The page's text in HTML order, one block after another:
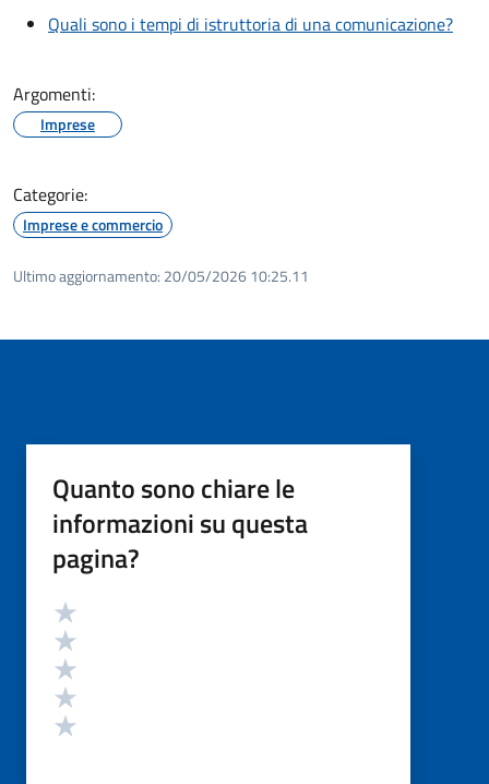
Quali sono i tempi di istruttoria di una comunicazione?
Argomenti:
Imprese
Categorie:
Imprese e commercio
Ultimo aggiornamento: 20/05/2026 10:25.11
Quanto sono chiare le
informazioni su questa
pagina?
Valutazione